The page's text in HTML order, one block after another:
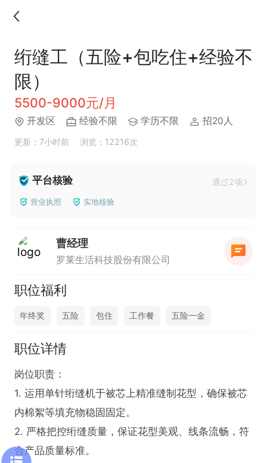
绗缝工（五险+包吃住+经验不
限）
5500-9000元/月
开发区 经验不限 学历不限 招20人
更新：7小时前 浏览：12216次
平台核验 通过2项
营业执照 实地核验
曹经理
罗莱生活科技股份有限公司
职位福利
年终奖 五险 包住 工作餐 五险一金
职位详情
岗位职责：
1. 运用单针绗缝机于被芯上精准缝制花型，确保被芯
内棉絮等填充物稳固固定。
2. 严格把控绗缝质量，保证花型美观、线条流畅，符
合产品质量标准。